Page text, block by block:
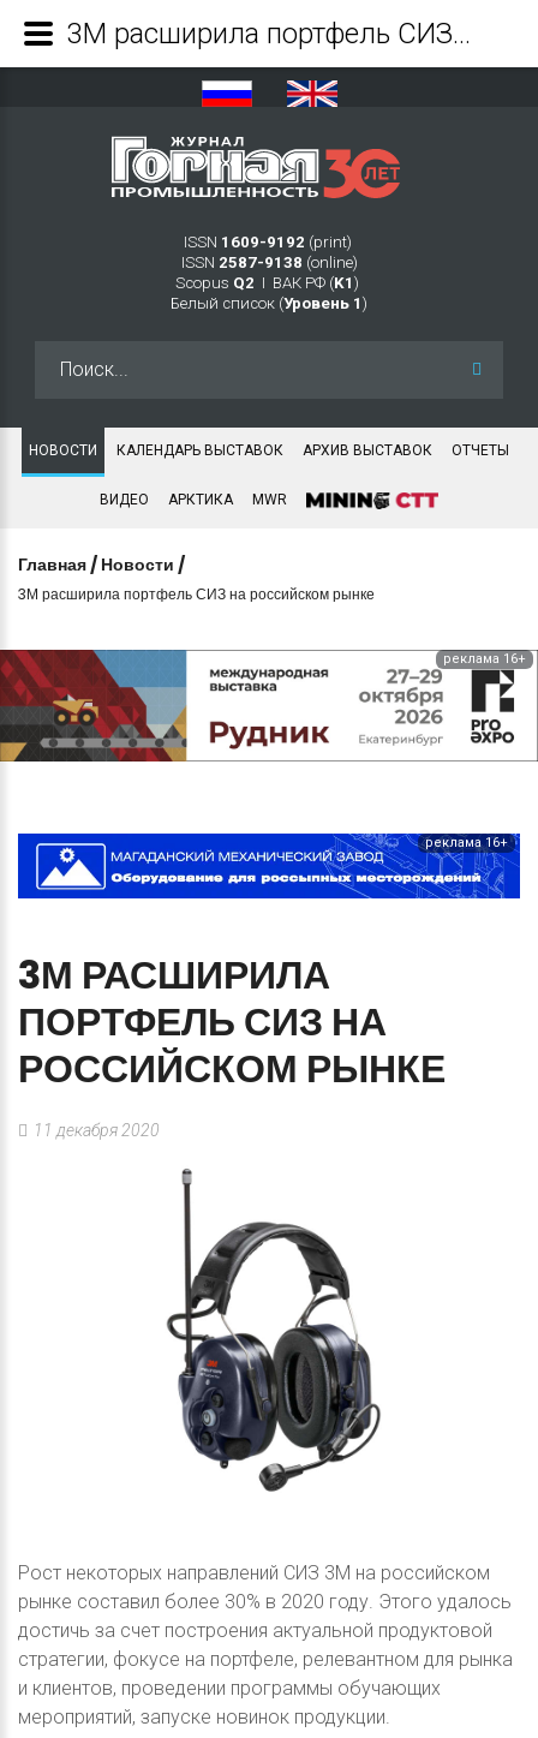
ISSN 1609-9192 (print)
ISSN 2587-9138 (online)
Scopus Q2 Ι ВАК РФ (K1 )
Белый список (Уровень 1 )
НОВОСТИ КАЛЕНДАРЬ ВЫСТАВОК АРХИВ ВЫСТАВОК ОТЧЕТЫ
ВИДЕО АРКТИКА MWR
Главная / Новости /
3М расширила портфель СИЗ на российском рынке
реклама 16+
реклама 16+
3М РАСШИРИЛА
ПОРТФЕЛЬ СИЗ НА
РОССИЙСКОМ РЫНКЕ
11 декабря 2020
Рост некоторых направлений СИЗ 3М на российском
рынке составил более 30% в 2020 году. Этого удалось
достичь за счет построения актуальной продуктовой
стратегии, фокусе на портфеле, релевантном для рынка
и клиентов, проведении программы обучающих
мероприятий, запуске новинок продукции.
3М расширила портфель СИЗ на российском рынке - Журнал Горная промышленность